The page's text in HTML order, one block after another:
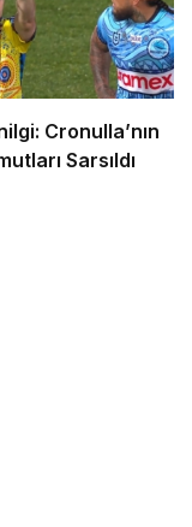
Cronulla’nın
Sarsıldı